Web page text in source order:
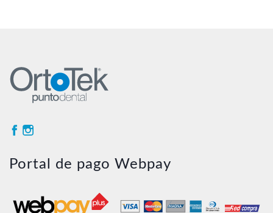
Portal de pago Webpay